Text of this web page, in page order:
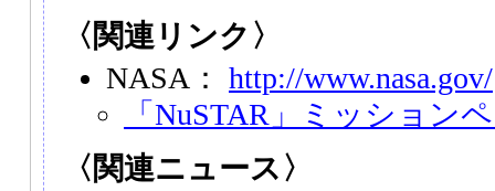
〈関連リンク〉
NASA： http://www.nasa.gov/
「NuSTAR」ミッション
〈関連ニュース〉